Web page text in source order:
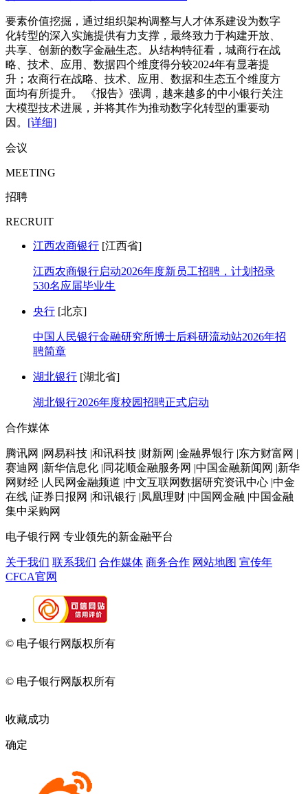
要素价值挖掘，通过组织架构调整与人才体系建设为数字
化转型的深入实施提供有力支撑，最终致力于构建开放、
共享、创新的数字金融生态。从结构特征看，城商行在战
略、技术、应用、数据四个维度得分较2024年有显著提
升；农商行在战略、技术、应用、数据和生态五个维度方
面均有所提升。 《报告》强调，越来越多的中小银行关注
大模型技术进展，并将其作为推动数字化转型的重要动
因。 [详细]
会议
MEETING
招聘
RECRUIT
江西农商银行 [江西省]
江西农商银行启动2026年度新员工招聘，计划招录
530名应届毕业生
央行 [北京]
中国人民银行金融研究所博士后科研流动站2026年招
聘简章
湖北银行 [湖北省]
湖北银行2026年度校园招聘正式启动
合作媒体
腾讯网 |网易科技 |和讯科技 |财新网 |金融界银行 |东方财富网 |
赛迪网 |新华信息化 |同花顺金融服务网 |中国金融新闻网 |新华
网财经 |人民网金融频道 |中文互联网数据研究资讯中心 |中金
在线 |证券日报网 |和讯银行 |凤凰理财 |中国网金融 |中国金融
集中采购网
电子银行网 专业领先的新金融平台
关于我们 联系我们 合作媒体 商务合作 网站地图 宣传年
CFCA官网
© 电子银行网版权所有
© 电子银行网版权所有
收藏成功
确定